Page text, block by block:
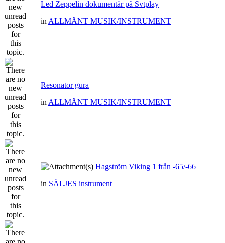
Led Zeppelin dokumentär på Svtplay
in ALLMÄNT MUSIK/INSTRUMENT
Resonator gura
in ALLMÄNT MUSIK/INSTRUMENT
Hagström Viking 1 från -65/-66
in SÄLJES instrument